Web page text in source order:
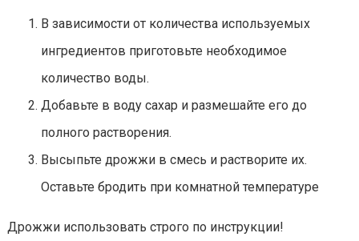
В зависимости от количества используемых
ингредиентов приготовьте необходимое
количество воды.
Добавьте в воду сахар и размешайте его до
полного растворения.
Высыпьте дрожжи в смесь и растворите их.
Оставьте бродить при комнатной температуре
Дрожжи использовать строго по инструкции!